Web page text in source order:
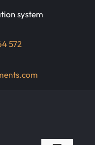
system
572